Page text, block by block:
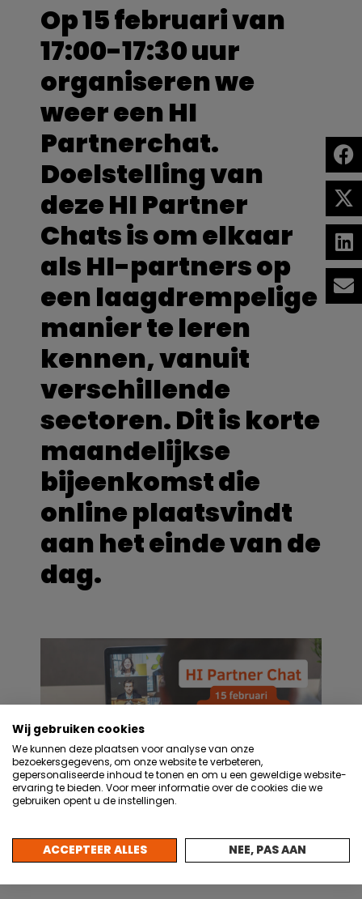
Op 15 februari van
17:00-17:30 uur
organiseren we
weer een HI
Partnerchat.
Doelstelling van
deze HI Partner
Chats is om elkaar
als HI-partners op
een laagdrempelige
manier te leren
kennen, vanuit
verschillende
sectoren. Dit is korte
maandelijkse
bijeenkomst die
online plaatsvindt
aan het einde van de
dag.
Alle HI Partners zijn welkom. Meld u aan
Wij gebruiken cookies
We kunnen deze plaatsen voor analyse van onze
bezoekersgegevens, om onze website te verbeteren,
gepersonaliseerde inhoud te tonen en om u een geweldige website-
ervaring te bieden. Voor meer informatie over de cookies die we
gebruiken opent u de instellingen.
ACCEPTEER ALLES NEE, PAS AAN